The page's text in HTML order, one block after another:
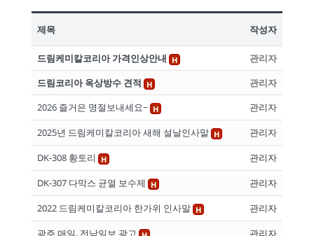
제목 작성자
드림케미칼코리아 가격인상안내 H
관리자
드림코리아 옥상방수 견적 H
관리자
2026 즐거은 명절보내세요~ H
관리자
2025년 드림케미칼코리아 새해 설날인사말 H
관리자
DK-308 황토리
H
관리자
DK-307 다막스 균열 보수제
H
관리자
2022 드림케미칼코리아 한가위 인사말 H
관리자
광주 매일, 전남일보 광고
관리자